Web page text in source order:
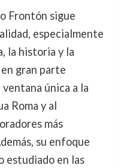
Frontón sigue
especialmente
la historia y la
gran parte
única a la
Roma y al
más
su enfoque
estudiado en las